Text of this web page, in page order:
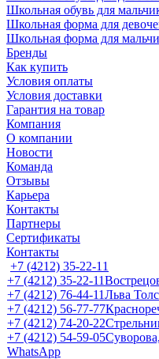
Школьная обувь для
Школьная форма для
Школьная форма для
Бренды
Как купить
Условия оплаты
Условия доставки
Гарантия на товар
Компания
О компании
Новости
Команда
Отзывы
Карьера
Контакты
Партнеры
Сертификаты
Контакты
+7 (4212) 35-22-11
+7 (4212) 35-22-11
+7 (4212) 76-44-11Льва
+7 (4212) 56-77-77
+7 (4212) 74-20-22
+7 (4212) 54-59-05
WhatsApp